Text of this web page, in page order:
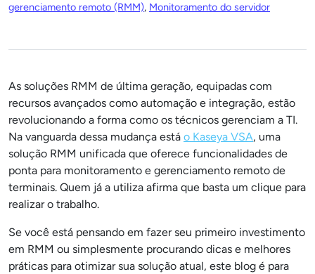
gerenciamento remoto (RMM), Monitoramento do servidor
As soluções RMM de última geração, equipadas com
recursos avançados como automação e integração, estão
revolucionando a forma como os técnicos gerenciam a TI.
Na vanguarda dessa mudança está o Kaseya VSA, uma
solução RMM unificada que oferece funcionalidades de
ponta para monitoramento e gerenciamento remoto de
terminais. Quem já a utiliza afirma que basta um clique para
realizar o trabalho.
Se você está pensando em fazer seu primeiro investimento
em RMM ou simplesmente procurando dicas e melhores
práticas para otimizar sua solução atual, este blog é para